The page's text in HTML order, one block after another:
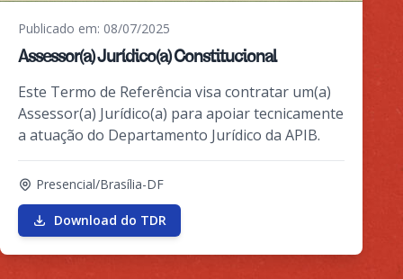
Publicado em: 08/07/2025
Assessor(a) Jurídico(a) Constitucional
Este Termo de Referência visa contratar um(a)
Assessor(a) Jurídico(a) para apoiar tecnicamente
a atuação do Departamento Jurídico da APIB.
Presencial/Brasília-DF
Download do TDR